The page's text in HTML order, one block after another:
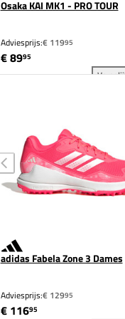
Osaka KAI MK1 - PRO TOUR
Adviesprijs:€ 11995
€ 8995
adidas Fabela Zone 3 Dames
Adviesprijs:€ 12995
€ 11695